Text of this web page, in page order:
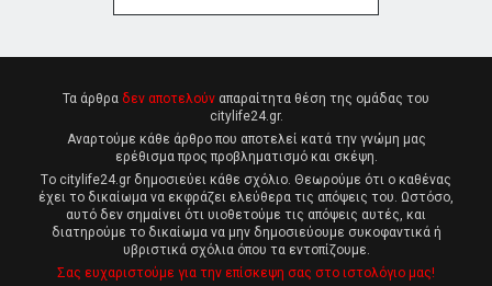
Τα άρθρα δεν αποτελούν απαραίτητα θέση της ομάδας του
citylife24.gr.
Αναρτούμε κάθε άρθρο που αποτελεί κατά την γνώμη μας
ερέθισμα προς προβληματισμό και σκέψη.
Tο citylife24.gr δημοσιεύει κάθε σχόλιο. Θεωρούμε ότι ο καθένας
έχει το δικαίωμα να εκφράζει ελεύθερα τις απόψεις του. Ωστόσο,
αυτό δεν σημαίνει ότι υιοθετούμε τις απόψεις αυτές, και
διατηρούμε το δικαίωμα να μην δημοσιεύουμε συκοφαντικά ή
υβριστικά σχόλια όπου τα εντοπίζουμε.
Σας ευχαριστούμε για την επίσκεψη σας στο ιστολόγιο μας!